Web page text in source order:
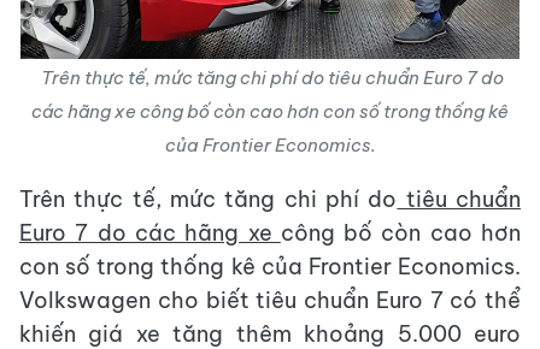
Trên thực tế, mức tăng chi phí do tiêu chuẩn Euro 7 do
các hãng xe công bố còn cao hơn con số trong thống kê
của Frontier Economics.
Trên thực tế, mức tăng chi phí do tiêu chuẩn
Euro 7 do các hãng xe công bố còn cao hơn
con số trong thống kê của Frontier Economics.
Volkswagen cho biết tiêu chuẩn Euro 7 có thể
khiến giá xe tăng thêm khoảng 5.000 euro